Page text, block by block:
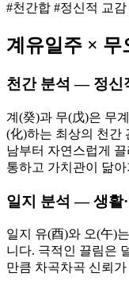
#천간합 #정신적 교
계유일주 × 무
천간 분석 — 정신
계(癸)과 무(戊)은 무
(化)하는 최상의 천간
남부터 자연스럽게
통하고 가치관이 닮
일지 분석 — 생활
일지 유(酉)와 오(午)
니다. 극적인 끌림은
만큼 차곡차곡 신뢰